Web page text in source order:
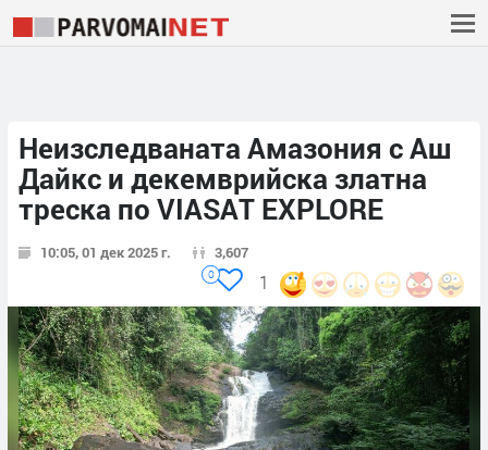
Неизследваната Амазония с Аш
Дайкс и декемврийска златна
треска по VIASAT EXPLORE
10:05, 01 дек 2025 г. 3,607
1
0